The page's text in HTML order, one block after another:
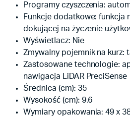
Programy czyszczenia:
Funkcje dodatkowe:
dokującej na życzenie
Wyświetlacz: Nie
Zmywalny pojemnik na kurz:
Zastosowane technologie:
nawigacja LiDAR PreciSense
Średnica (cm): 35
Wysokość (cm): 9.6
Wymiary opakowania: 49 x